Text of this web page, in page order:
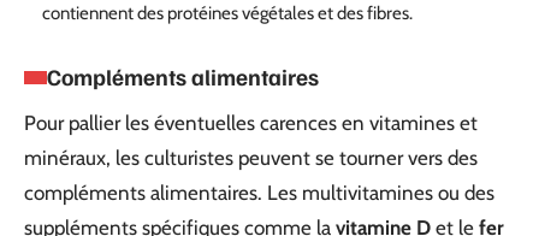
contiennent des protéines végétales et des fibres.
Compléments alimentaires
Pour pallier les éventuelles carences en vitamines et
minéraux, les culturistes peuvent se tourner vers des
compléments alimentaires. Les multivitamines ou des
suppléments spécifiques comme la vitamine D et le fer